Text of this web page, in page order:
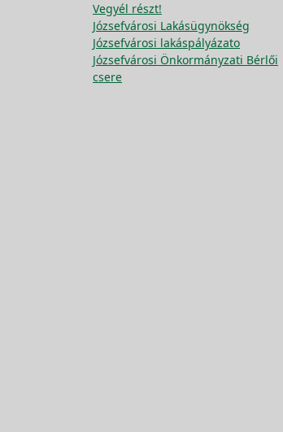
Vegyél részt!
Józsefvárosi Lakásügynökség
Józsefvárosi lakáspályázato
Józsefvárosi Önkormányzati Bérlői
csere